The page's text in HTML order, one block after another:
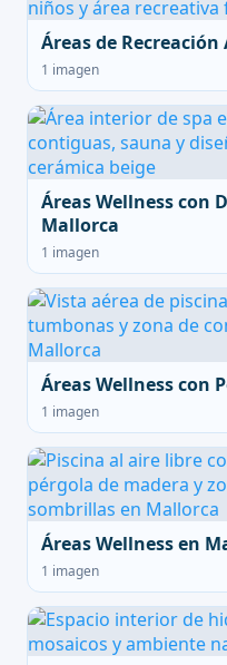
Áreas de
1 imagen
Áreas Wellness con
Mallorca
1 imagen
Áreas Wellness con
1 imagen
Áreas Wellness en
1 imagen